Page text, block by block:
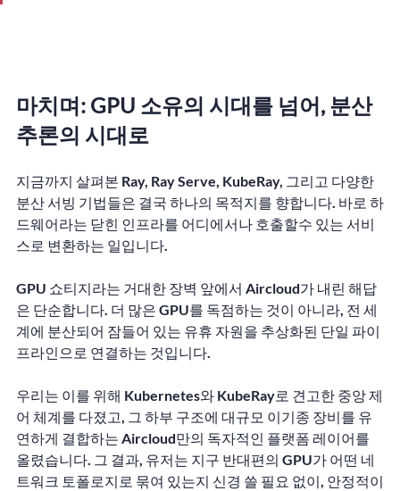
마치며: GPU 소유의 시대를 넘어, 분산
추론의 시대로
지금까지 살펴본 Ray, Ray Serve, KubeRay, 그리고 다양한
분산 서빙 기법들은 결국 하나의 목적지를 향합니다. 바로 하
드웨어라는 닫힌 인프라를 어디에서나 호출할수 있는 서비
스로 변환하는 일입니다.
GPU 쇼티지라는 거대한 장벽 앞에서 Aircloud가 내린 해답
은 단순합니다. 더 많은 GPU를 독점하는 것이 아니라, 전 세
계에 분산되어 잠들어 있는 유휴 자원을 추상화된 단일 파이
프라인으로 연결하는 것입니다.
우리는 이를 위해 Kubernetes와 KubeRay로 견고한 중앙 제
어 체계를 다졌고, 그 하부 구조에 대규모 이기종 장비를 유
연하게 결합하는 Aircloud만의 독자적인 플랫폼 레이어를
올렸습니다. 그 결과, 유저는 지구 반대편의 GPU가 어떤 네
트워크 토폴로지로 묶여 있는지 신경 쓸 필요 없이, 안정적이